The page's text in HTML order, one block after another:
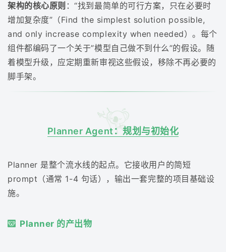
架构的核心原则 ：“找到最简单的可行方案，只在必要时
增加复杂度”（Find the simplest solution possible,
and only increase complexity when needed）。每个
组件都编码了一个关于”模型自己做不到什么”的假设。随
着模型升级，应定期重新审视这些假设，移除不再必要的
脚手架。
Planner Agent：规划与初始化
Planner 是整个流水线的起点。它接收用户的简短
prompt（通常 1-4 句话），输出一套完整的项目基础设
施。
Planner 的产出物